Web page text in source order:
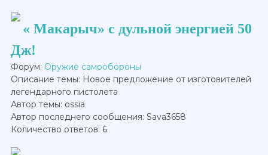
« Макарыч» с дульной энергией 50
Дж!
Форум: Оружие самообороны
Описание темы: Новое предложение от изготовителей
легендарного пистолета
Автор темы: ossia
Автор последнего сообщения: Sava3658
Количество ответов: 6